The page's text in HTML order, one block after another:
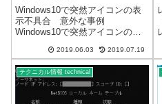
Windows10で突然アイコンの表
示不具合 意外な事例
Windows10で突然アイコンの表
わったアイコン↓正常なアイコン
↓ 一般的にアイコン表示不具
合は通常、一旦セーフモードで
起動後、再起動ですぐに修正出
来ま...
2019.06.03 2019.07.19
テクニカル情報 technical